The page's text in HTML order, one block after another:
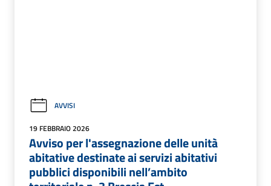
AVVISI
19 FEBBRAIO 2026
Avviso per l'assegnazione delle unità
abitative destinate ai servizi abitativi
pubblici disponibili nell’ambito